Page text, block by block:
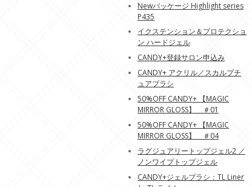
Newパッケージ Highlight series
P435
イクステンション＆プロテクショ
ン ハードジェル
CANDY+登録サロン申込み
CANDY+ アクリル／スカルプチ
ュアブラシ
50%OFF CANDY+ 【MAGIC
MIRROR GLOSS】 ＃01
50%OFF CANDY+ 【MAGIC
MIRROR GLOSS】 ＃04
ラグジュアリートップジェル2 ／
ノンワイプトップジェル
CANDY+ジェルブラシ：TL Liner